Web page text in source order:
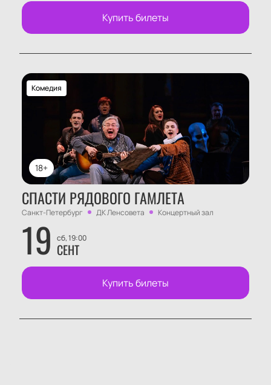
Купить билеты
18+
Комедия
СПАСТИ РЯДОВОГО ГАМЛЕТА
Санкт-Петербург ДК Ленсовета Концертный зал
19 сб, 19:00
СЕНТ
Купить билеты